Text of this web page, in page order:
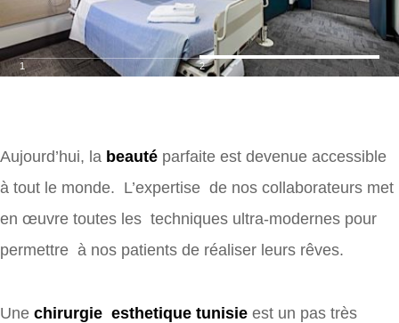
1 2
Aujourd’hui, la beauté parfaite est devenue accessible
à tout le monde. L’expertise de nos collaborateurs met
en œuvre toutes les techniques ultra-modernes pour
permettre à nos patients de réaliser leurs rêves.
Une chirurgie esthetique tunisie est un pas très